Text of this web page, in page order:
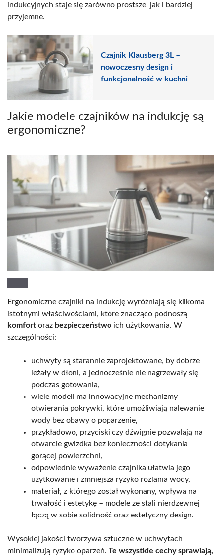
indukcyjnych staje się zarówno prostsze, jak i bardziej
przyjemne.
Czajnik Klausberg 3L –
nowoczesny design i
funkcjonalność w kuchni
Jakie modele czajników na indukcję są
ergonomiczne?
Ergonomiczne czajniki na indukcję wyróżniają się kilkoma
istotnymi właściwościami, które znacząco podnoszą
komfort oraz bezpieczeństwo ich użytkowania. W
szczególności:
uchwyty są starannie zaprojektowane, by dobrze
leżały w dłoni, a jednocześnie nie nagrzewały się
podczas gotowania,
wiele modeli ma innowacyjne mechanizmy
otwierania pokrywki, które umożliwiają nalewanie
wody bez obawy o poparzenie,
przykładowo, przyciski czy dźwignie pozwalają na
otwarcie gwizdka bez konieczności dotykania
gorącej powierzchni,
odpowiednie wyważenie czajnika ułatwia jego
użytkowanie i zmniejsza ryzyko rozlania wody,
materiał, z którego został wykonany, wpływa na
trwałość i estetykę – modele ze stali nierdzewnej
łączą w sobie solidność oraz estetyczny design.
Wysokiej jakości tworzywa sztuczne w uchwytach
minimalizują ryzyko oparzeń. Te wszystkie cechy sprawiają,